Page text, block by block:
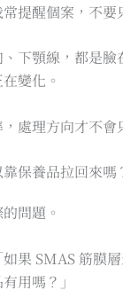
提醒個案，不要
下顎線，都是臉
變化。
處理方向才不會
保養品拉回來嗎
問題。
果 SMAS 筋膜
用嗎？」